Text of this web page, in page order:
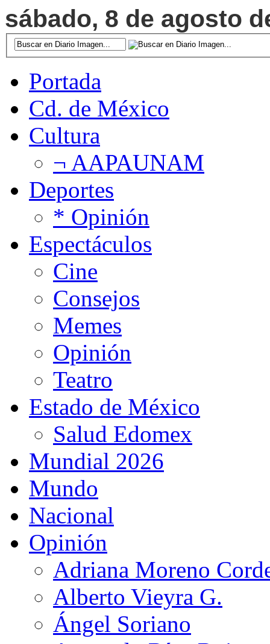
sábado, 8 de agosto
Portada
Cd. de México
Cultura
¬ AAPAUNAM
Deportes
* Opinión
Espectáculos
Cine
Consejos
Memes
Opinión
Teatro
Estado de México
Salud Edomex
Mundial 2026
Mundo
Nacional
Opinión
Adriana Moreno
Alberto Vieyra G.
Ángel Soriano